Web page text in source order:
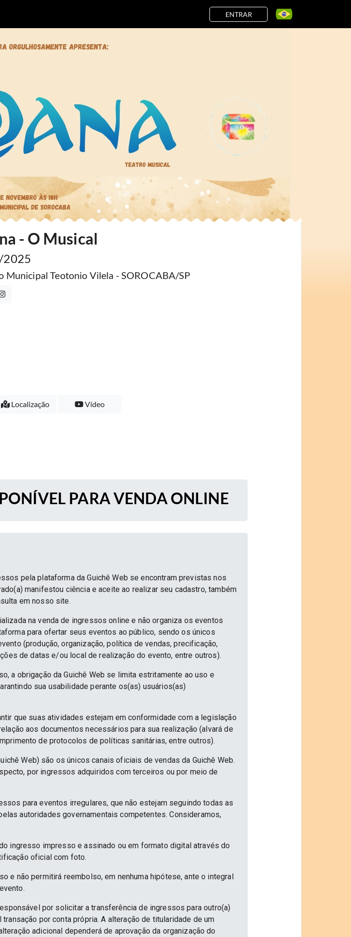
ENTRAR
- O Musical
Municipal Teotonio Vilela - SOROCABA/SP
Localização Vídeo
PARA VENDA ONLINE
pela plataforma da Guichê Web se encontram previstas nos
manifestou ciência e aceite ao realizar seu cadastro, também
em nosso site.
na venda de ingressos online e não organiza os eventos
para ofertar seus eventos ao público, sendo os únicos
(produção, organização, política de vendas, precificação,
de datas e/ou local de realização do evento, entre outros).
a obrigação da Guichê Web se limita estritamente ao uso e
sua usabilidade perante os(as) usuários(as)
que suas atividades estejam em conformidade com a legislação
aos documentos necessários para sua realização (alvará de
de protocolos de políticas sanitárias, entre outros).
Web) são os únicos canais oficiais de vendas da Guichê Web.
por ingressos adquiridos com terceiros ou por meio de
para eventos irregulares, que não estejam seguindo todas as
autoridades governamentais competentes. Consideramos,
ingresso impresso e assinado ou em formato digital através do
oficial com foto.
e não permitirá reembolso, em nenhuma hipótese, ante o integral
por solicitar a transferência de ingressos para outro(a)
por conta própria. A alteração de titularidade de um
adicional dependerá de aprovação da organização do